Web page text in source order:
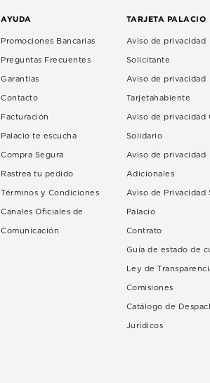
AYUDA
Promociones Bancarias
Preguntas Frecuentes
Garantías
Contacto
Facturación
Palacio te escucha
Compra Segura
Rastrea tu pedido
Términos y Condiciones
Canales Oficiales de
Comunicación
TARJETA PALACIO
Aviso de privacidad
Solicitante
Aviso de privacidad
Tarjetahabiente
Aviso de privacidad
Solidario
Aviso de privacidad
Adicionales
Aviso de Privacidad
Palacio
Contrato
Guía de estado de
Ley de
Comisiones
Catálogo de
Jurídicos